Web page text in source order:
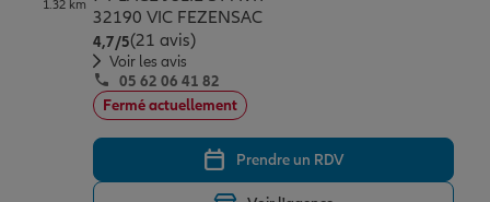
Assurance emprunteur
Prévoyance et dépendance
Assurance animal de compagnie
Protection de la famille
Protection juridique
Épargne & retraite
Plan épargne retraite
Assurance vie
Vos projets
Partir en vacances
Conseil assurance
1.32 km
32190 VIC FEZENSAC
4,7/5Note de 4.7 sur 5
(21 avis)
Voir les avis
05 62 06 41 82
Fermé actuellement
Prendre un RDV